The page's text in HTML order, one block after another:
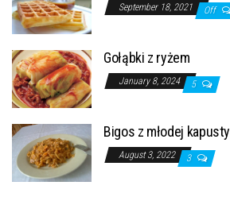
September 18, 2021 Off
Gołąbki z ryżem
January 8, 2024 5
Bigos z młodej kapusty
August 3, 2022 3